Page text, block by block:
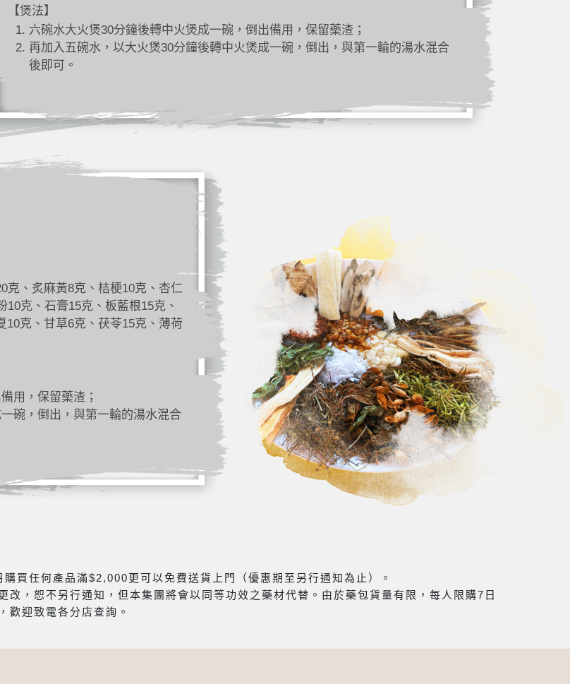
【煲法】
六碗水大火煲30分鐘後轉中火煲成一碗，倒出備用，保留藥渣；
再加入五碗水，以大火煲30分鐘後轉中火煲成一碗，倒出，與第一輪的湯水混合
後即可。
克、炙麻黃8克、桔梗10克、杏仁
克、石膏15克、板藍根15克、
10克、甘草6克、茯苓15克、薄荷
用，保留藥渣；
碗，倒出，與第一輪的湯水混合
買任何產品滿$2,000更可以免費送貨上門（優惠期至另行通知為止）。
改，恕不另行通知，但本集團將會以同等功效之藥材代替。由於藥包貨量有限，每人限購7日
歡迎致電各分店查詢。